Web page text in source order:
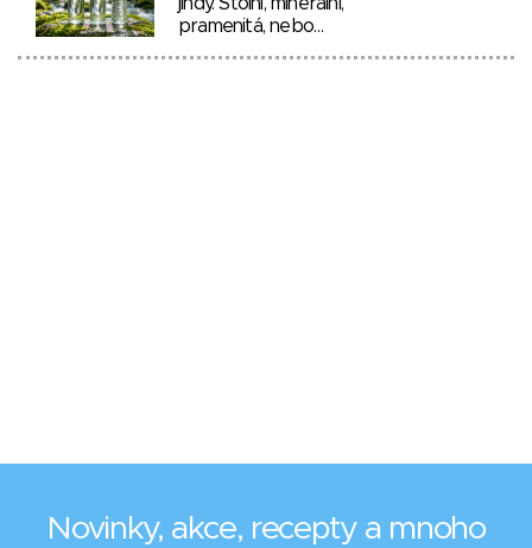
jindy. Stolní, minerální,
pramenitá, nebo…
Novinky, akce, recepty a mnoho